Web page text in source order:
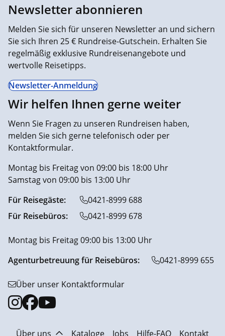
Newsletter abonnieren
Melden Sie sich für unseren Newsletter an und sichern
Sie sich Ihren 25 € Rundreise-Gutschein. Erhalten Sie
regelmäßig exklusive Rundreisenangebote und
wertvolle Reisetipps.
Newsletter-Anmeldung
Wir helfen Ihnen gerne weiter
Wenn Sie Fragen zu unseren Rundreisen haben,
melden Sie sich gerne telefonisch oder per
Kontaktformular.
Montag bis Freitag von 09:00 bis 18:00 Uhr
Samstag von 09:00 bis 13:00 Uhr
Für Reisegäste:
0421-8999 688
Für Reisebüros:
0421-8999 678
Montag bis Freitag 09:00 bis 13:00 Uhr
Agenturbetreuung für Reisebüros:
0421-8999 655
Über unser Kontaktformular
Über uns Kataloge Jobs Hilfe-FAQ Kontakt